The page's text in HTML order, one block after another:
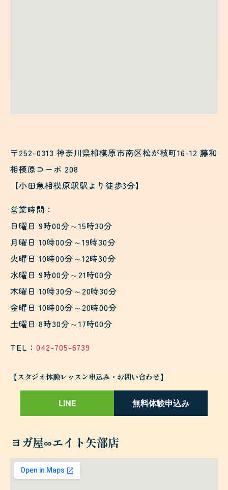
〒252-0313 神奈川県相模原市南区松が枝町16-12 藤和
相模原コーポ 208
【小田急相模原駅駅より徒歩3分】
営業時間：
日曜日 9時00分～15時30分
月曜日 10時00分～19時30分
火曜日 10時00分～12時30分
水曜日 9時00分～21時00分
木曜日 10時30分～20時30分
金曜日 10時00分～20時00分
土曜日 8時30分～17時00分
TEL： 042-705-6739
【スタジオ体験レッスン申込み・お問い合わせ】
LINE 無料体験申込み
ヨガ屋∞エイト矢部店